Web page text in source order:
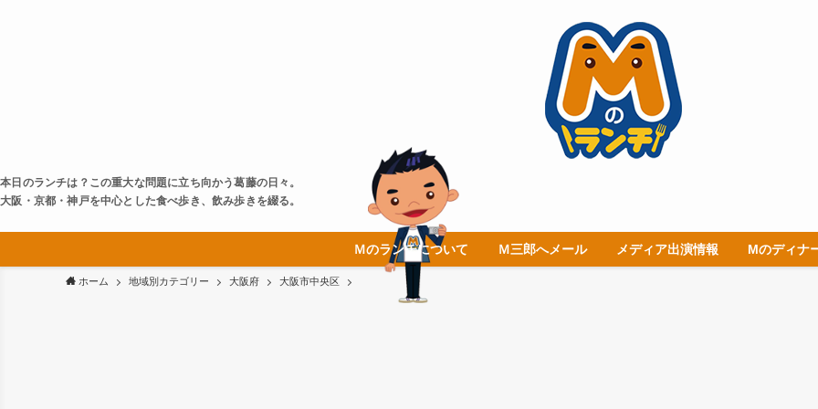
本日のランチは？この重大な問題に立ち向かう葛藤の日々。
大阪・京都・神戸を中心とした食べ歩き、飲み歩きを綴る。
Ｍのランチについて Ｍ三郎へメール メディア出演情報 Mのディナ
ホーム 地域別カテゴリー 大阪府 大阪市中央区